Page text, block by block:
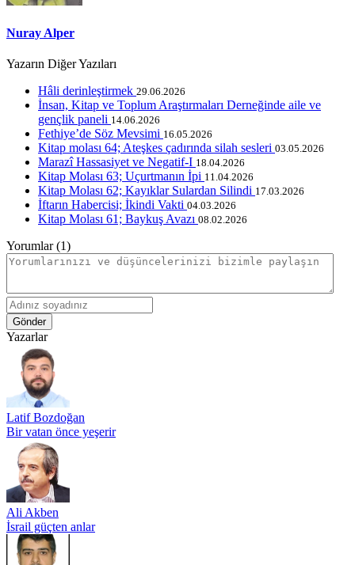
Nuray Alper
Yazarın Diğer Yazıları
Hâli derinleştirmek 29.06.2026
İnsan, Kitap ve Toplum Araştırmaları Derneğinde aile ve
gençlik paneli 14.06.2026
Fethiye’de Söz Mevsimi 16.05.2026
Kitap molası 64; Ateşkes çadırında silah sesleri 03.05.2026
Marazî Hassasiyet ve Negatif-I 18.04.2026
Kitap Molası 63; Uçurtmanın İpi 11.04.2026
Kitap Molası 62; Kayıklar Sulardan Silindi 17.03.2026
İftarın Habercisi; İkindi Vakti 04.03.2026
Kitap Molası 61; Baykuş Avazı 08.02.2026
Yorumlar (1)
Gönder
Yazarlar
Latif Bozdoğan
Bir vatan önce yeşerir
Ali Akben
İsrail güçten anlar